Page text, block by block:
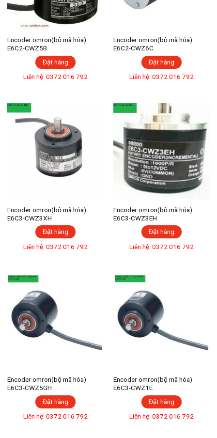
Encoder omron(bộ mã hóa)
E6C2-CWZ5B
Đặt hàng
Liên hệ: 0372 016 792
Encoder omron(bộ mã hóa)
E6C2-CWZ6C
Đặt hàng
Liên hệ: 0372 016 792
Encoder omron(bộ mã hóa)
E6C3-CWZ3XH
Đặt hàng
Liên hệ: 0372 016 792
Encoder omron(bộ mã hóa)
E6C3-CWZ3EH
Đặt hàng
Liên hệ: 0372 016 792
Encoder omron(bộ mã hóa)
E6C3-CWZ5GH
Đặt hàng
Liên hệ: 0372 016 792
Encoder omron(bộ mã hóa)
E6C3-CWZ1E
Đặt hàng
Liên hệ: 0372 016 792